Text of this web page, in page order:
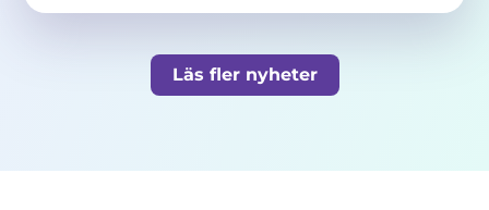
Läs fler nyheter